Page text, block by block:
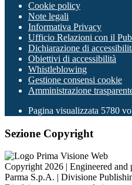
Cookie policy
Note legali
Informativa Privacy
Ufficio Relazioni con il
Dichiarazione di
Obiettivi di accessibilità
Whistleblowing
Gestione consensi cookie
Amministrazione
Pagina visualizzata 5780
Sezione Copyright
Copyright 2026 | Engineered
Parma S.p.A. | Divisione